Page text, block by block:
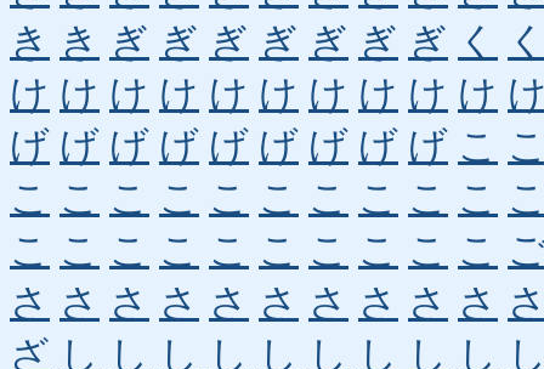
き き ぎ ぎ ぎ ぎ ぎ ぎ ぎ く
け け け け け け け け け け
げ げ げ げ げ げ げ げ げ こ
こ こ こ こ こ こ こ こ こ こ
こ こ こ こ こ こ こ こ こ こ
さ さ さ さ さ さ さ さ さ さ
ざ し し し し し し し し し